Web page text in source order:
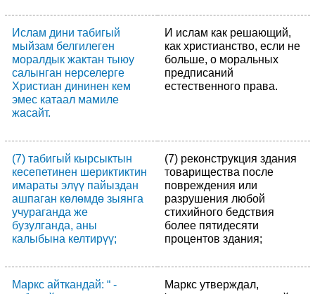
Ислам дини табигый
мыйзам белгилеген
моралдык жактан тыюу
салынган нерселерге
Христиан дининен кем
эмес катаал мамиле
жасайт.
И ислам как решающий,
как христианство, если не
больше, о моральных
предписаний
естественного права.
(7) табигый кырсыктын
кесепетинен шериктиктин
имараты элүү пайыздан
ашпаган көлөмдө зыянга
учураганда же
бузулганда, аны
калыбына келтирүү;
(7) реконструкция здания
товарищества после
повреждения или
разрушения любой
стихийного бедствия
более пятидесяти
процентов здания;
Маркс айткандай: “ -
Маркс утверждал,